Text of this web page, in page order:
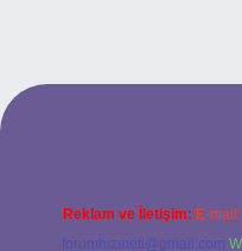
giriş
Reklam ve İletişim: E-mail:
forumhizmeti@gmail.com